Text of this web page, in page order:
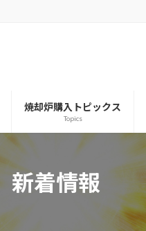
焼却炉購入トピックス
Topics
新着情報